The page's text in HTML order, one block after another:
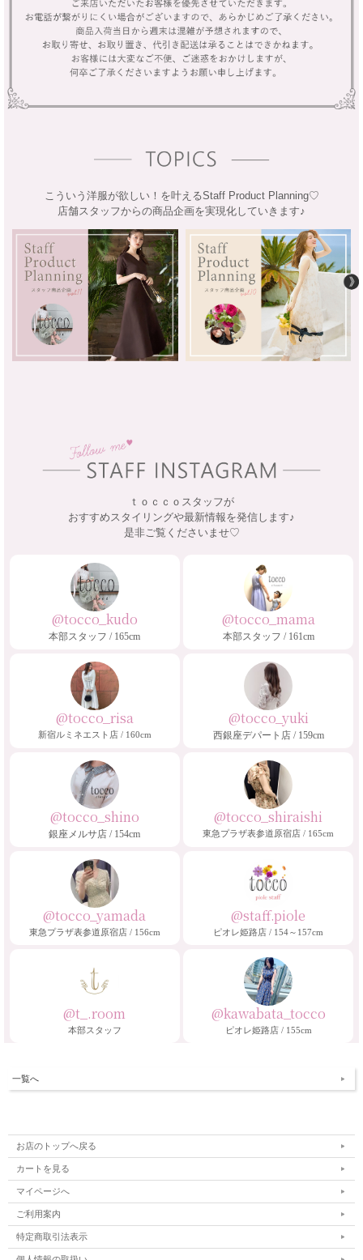
こういう洋服が欲しい！を叶えるStaff Product Planning♡
店舗スタッフからの商品企画を実現化していきます♪
ｔｏｃｃｏスタッフが
おすすめスタイリングや最新情報を発信します♪
是非ご覧くださいませ♡
@tocco_kudo
本部スタッフ / 165cm
@tocco_mama
本部スタッフ / 161cm
@tocco_risa
新宿ルミネエスト店 / 160cm
@tocco_yuki
西銀座デパート店 / 159cm
@tocco_shino
銀座メルサ店 / 154cm
@tocco_shiraishi
東急プラザ表参道原宿店 / 165cm
@tocco_yamada
東急プラザ表参道原宿店 / 156cm
@staff.piole
ピオレ姫路店 / 154～157cm
@t_.room
本部スタッフ
@kawabata_tocco
ピオレ姫路店 / 155cm
一覧へ
お店のトップへ戻る
カートを見る
マイページへ
ご利用案内
特定商取引法表示